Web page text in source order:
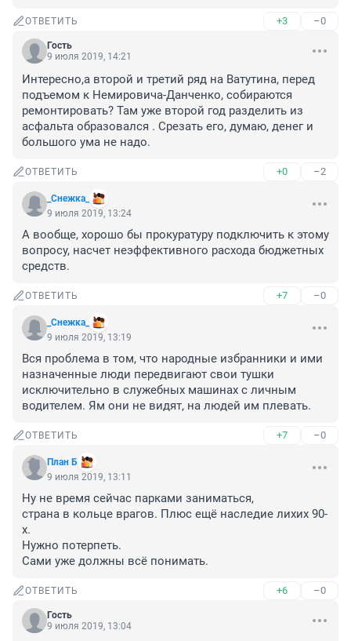
ОТВЕТИТЬ +3 –0
Гость
9 июля 2019, 14:21
Интересно,а второй и третий ряд на Ватутина, перед
подъемом к Немировича-Данченко, собираются
ремонтировать? Там уже второй год разделить из
асфальта образовался . Срезать его, думаю, денег и
большого ума не надо.
ОТВЕТИТЬ +0 –2
_Снежка_
9 июля 2019, 13:24
А вообще, хорошо бы прокуратуру подключить к этому
вопросу, насчет неэффективного расхода бюджетных
средств.
ОТВЕТИТЬ +7 –0
_Снежка_
9 июля 2019, 13:19
Вся проблема в том, что народные избранники и ими
назначенные люди передвигают свои тушки
исключительно в служебных машинах с личным
водителем. Ям они не видят, на людей им плевать.
ОТВЕТИТЬ +7 –0
План Б
9 июля 2019, 13:11
Ну не время сейчас парками заниматься,
страна в кольце врагов. Плюс ещё наследие лихих 90-
х.
Нужно потерпеть.
Сами уже должны всё понимать.
ОТВЕТИТЬ +6 –0
Гость
9 июля 2019, 13:04